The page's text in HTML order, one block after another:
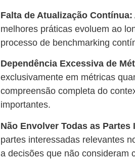
Falta de Atualização Contínua:
melhores práticas evoluem ao
processo de benchmarking
Dependência Excessiva de
exclusivamente em métricas
compreensão completa do
importantes.
Não Envolver Todas as Partes
partes interessadas relevantes
a decisões que não consideram